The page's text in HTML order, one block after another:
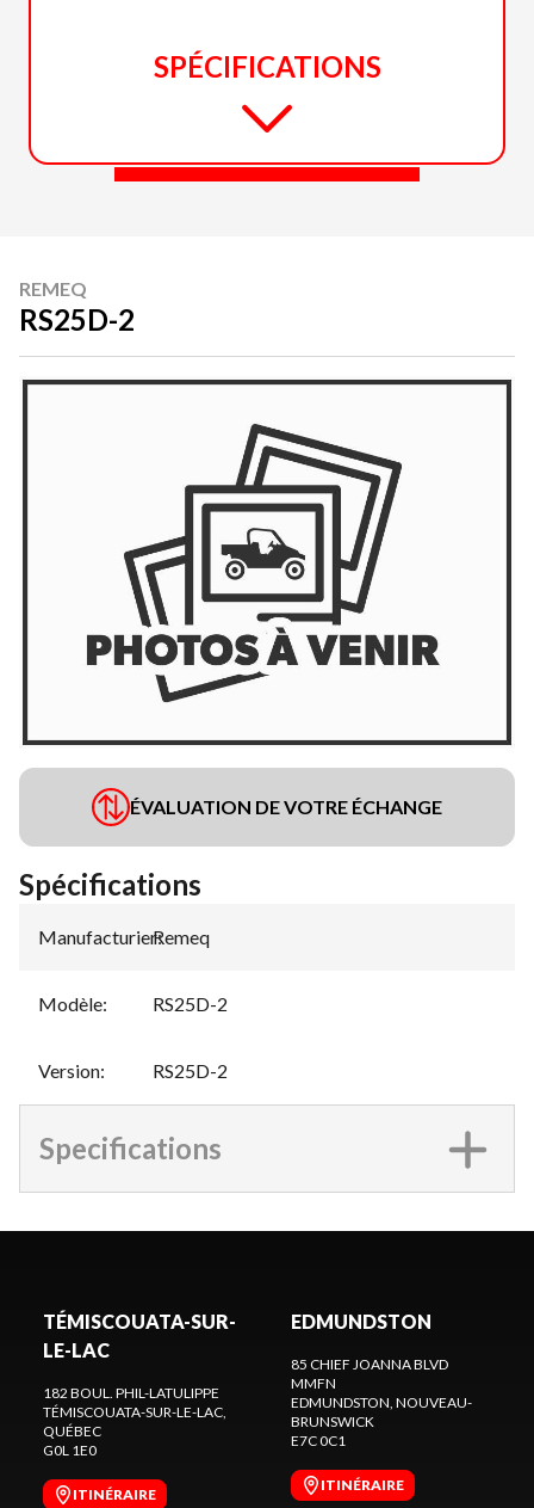
SPÉCIFICATIONS
REMEQ
RS25D-2
ÉVALUATION DE VOTRE ÉCHANGE
Spécifications
Manufacturier:
Remeq
Modèle: RS25D-2
Version: RS25D-2
Specifications
TÉMISCOUATA-SUR-
LE-LAC
182 BOUL. PHIL-LATULIPPE
TÉMISCOUATA-SUR-LE-LAC,
QUÉBEC
G0L 1E0
ITINÉRAIRE
EDMUNDSTON
85 CHIEF JOANNA BLVD
MMFN
EDMUNDSTON, NOUVEAU-
BRUNSWICK
E7C 0C1
ITINÉRAIRE